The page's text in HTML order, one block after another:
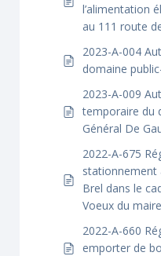
l’alimentation
au 111 route
2023-A-004
domaine
2023-A-009
temporaire du
Général De
2022-A-675
stationnement
Brel dans le
Voeux du
2022-A-660
emporter de